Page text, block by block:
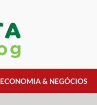
ECONOMIA & NEGÓCIOS